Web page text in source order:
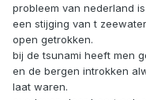
probleem van nederland
een stijging van t
open getrokken.
bij de tsunami heeft men
en de bergen introkken
laat waren.